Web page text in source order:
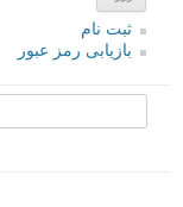
ثبت نام
بازیابی رمز عبور